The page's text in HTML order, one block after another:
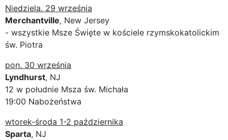
Niedziela. 29 września
Merchantville, New Jersey
- wszystkie Msze Święte w kościele rzymskokatolickim
św. Piotra
pon. 30 września
Lyndhurst, NJ
12 w południe Msza św. Michała
19:00 Nabożeństwa
wtorek-środa 1-2 października
Sparta, NJ